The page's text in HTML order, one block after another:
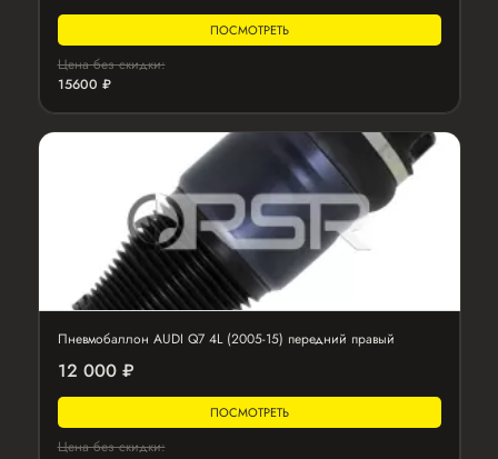
ПОСМОТРЕТЬ
Цена без скидки:
15600 ₽
Пневмобаллон AUDI Q7 4L (2005-15) передний правый
12 000 ₽
ПОСМОТРЕТЬ
Цена без скидки: